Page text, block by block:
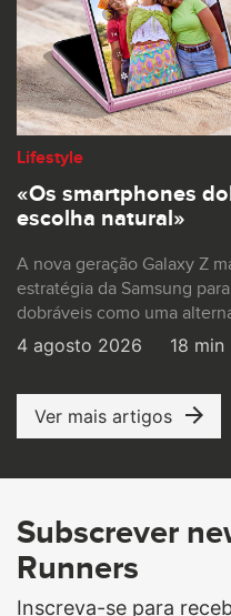
Lifestyle
«Os smartphones
escolha natural»
A nova geração Galaxy Z
estratégia da Samsung
dobráveis como uma
4 agosto 2026 18 min
Ver mais artigos
Subscrever
Runners
Inscreva-se para